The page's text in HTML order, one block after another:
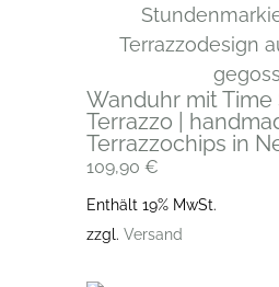
Wanduhr mit Time
Terrazzo |
Terrazzochips in
109,90 €
Enthält 19% MwSt.
zzgl. Versand